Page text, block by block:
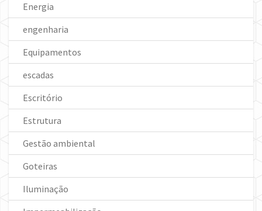
Energia
engenharia
Equipamentos
escadas
Escritório
Estrutura
Gestão ambiental
Goteiras
Iluminação